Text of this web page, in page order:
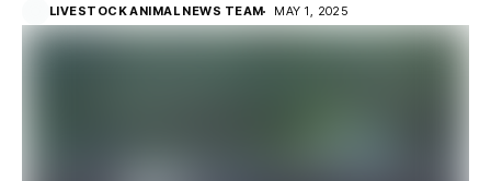
LIVESTOCK ANIMAL NEWS TEAM MAY 1, 2025